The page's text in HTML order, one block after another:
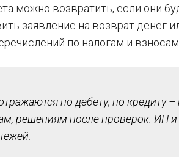
можно возвратить, если они
заявление на возврат денег
по налогам и
по дебету, по кредиту
решениям после проверок.